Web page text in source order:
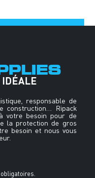
IDÉALE
responsable de
construction… Ripack
votre besoin pour de
la protection de gros
besoin et nous vous